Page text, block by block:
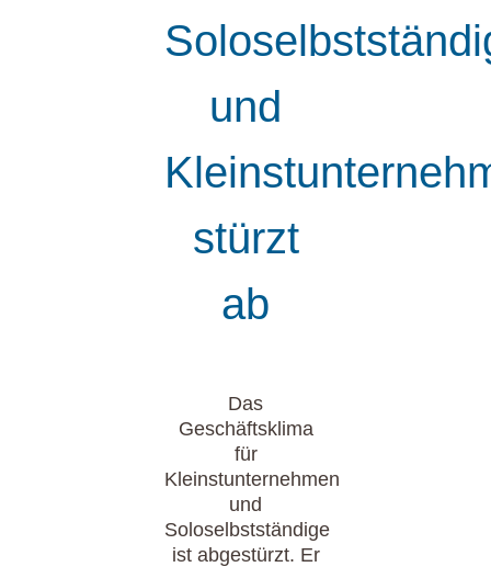
und
stürzt
ab
Das
Geschäftsklima
für
Kleinstunternehmen
und
Soloselbstständige
ist abgestürzt. Er